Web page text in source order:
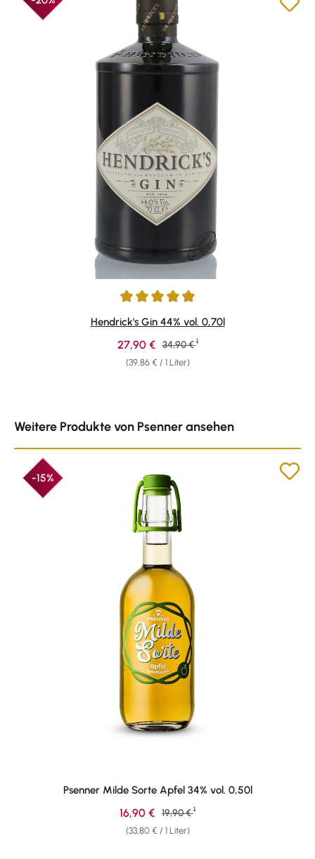
Durchschnittliche Bewertung von 4.88 von 5 Sternen
Hendrick's Gin 44% vol. 0,70l
(39,86 € / 1 Liter)
Verkaufspreis:
27,90 € Regulärer Preis:
34,90 € 1
Weitere Produkte von Psenner ansehen
-15%
Psenner Milde Sorte Apfel 34% vol. 0,50l
(33,80 € / 1 Liter)
Verkaufspreis:
16,90 € Regulärer Preis:
19,90 € 1